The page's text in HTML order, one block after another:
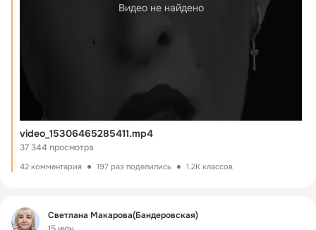
Видео не найдено
video_15306465285411.mp4
37 344 просмотра
42 комментария 197 раз поделились 1.2K классов
Фид
Светлана Макарова(Бандеровская)